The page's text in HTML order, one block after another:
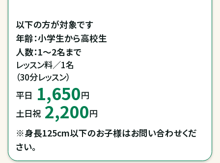
以下の方が対象です
年齢：小学生から高校生
人数：1～2名まで
レッスン料／1名
（30分レッスン）
平日 1,650円
土日祝 2,200円
※身長125cm以下のお子様はお問い合わせくだ
さい。